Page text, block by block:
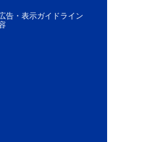
告・表示ガイドライン